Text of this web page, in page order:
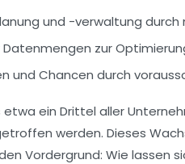
und -verwaltung durch
zur
und Chancen durch
etwa ein Drittel aller
werden. Dieses
Vordergrund: Wie lassen